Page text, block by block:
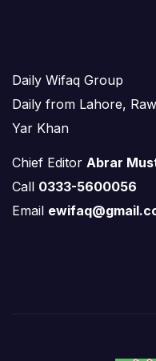
Daily Wifaq Group
Daily from Lahore,
Yar Khan
Chief Editor Abrar
Call 0333-5600056
Email